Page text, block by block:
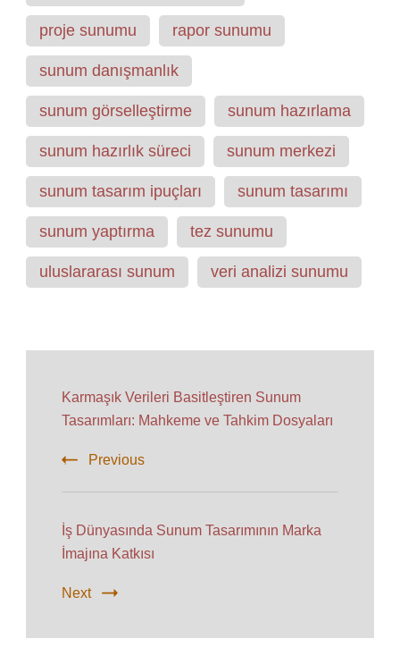
proje sunumu rapor sunumu
sunum danışmanlık
sunum görselleştirme sunum hazırlama
sunum hazırlık süreci sunum merkezi
sunum tasarım ipuçları sunum tasarımı
sunum yaptırma tez sunumu
uluslararası sunum veri analizi sunumu
Navigation
Karmaşık Verileri Basitleştiren Sunum
Tasarımları: Mahkeme ve Tahkim Dosyaları
Previous
İş Dünyasında Sunum Tasarımının Marka
İmajına Katkısı
Next